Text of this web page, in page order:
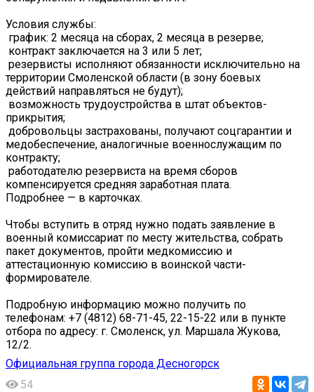
Условия службы:
️ график: 2 месяца на сборах, 2 месяца в резерве;
️ контракт заключается на 3 или 5 лет;
️ резервисты исполняют обязанности исключительно на
территории Смоленской области (в зону боевых
действий направляться не будут);
️ возможность трудоустройства в штат объектов-
прикрытия;
️ добровольцы застрахованы, получают соцгарантии и
медобеспечение, аналогичные военнослужащим по
контракту;
️ работодателю резервиста на время сборов
компенсируется средняя заработная плата.
Подробнее — в карточках.
Чтобы вступить в отряд нужно подать заявление в
военный комиссариат по месту жительства, собрать
пакет документов, пройти медкомиссию и
аттестационную комиссию в воинской части-
формирователе.
Подробную информацию можно получить по
телефонам: +7 (4812) 68-71-45, 22-15-22 или в пункте
отбора по адресу: г. Смоленск, ул. Маршала Жукова,
12/2.
Официальная группа города Десногорск
54